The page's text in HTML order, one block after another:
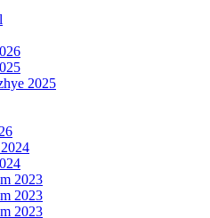
2025
2023
2023
2023